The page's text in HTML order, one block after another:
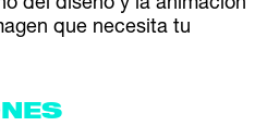
del diseño y la animación
que necesita tu